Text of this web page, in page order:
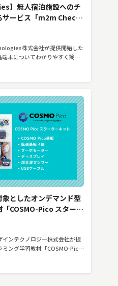
】無人宿泊施設へのチ
サービス「m2m Check-
株式会社が提供開始した
末についてわかりやすく簡潔
としたオンデマンド型
COSMO-Pico スタータ
ンテクノロジー株式会社が提
ング学習教材「COSMO-Pico